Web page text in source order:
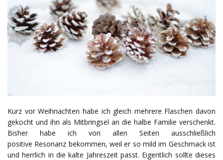
Kurz vor Weihnachten habe ich gleich mehrere Flaschen davon
gekocht und ihn als Mitbringsel an die halbe Familie verschenkt.
Bisher habe ich von allen Seiten ausschließlich
positive Resonanz bekommen, weil er so mild im Geschmack ist
und herrlich in die kalte Jahreszeit passt. Eigentlich sollte dieses